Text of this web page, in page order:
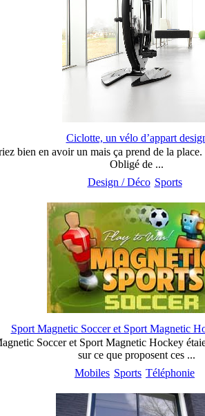
Ciclotte, un vélo d’appart
bien en avoir un mais ça prend de la
Obligé de ...
Design / Déco Sports
Sport Magnetic Soccer et Sport Magnetic
Soccer et Sport Magnetic Hockey
sur ce que proposent ces ...
Mobiles Sports Téléphonie